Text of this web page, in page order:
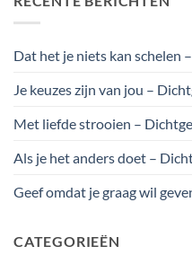
Dat het je niets kan schelen
Je keuzes zijn van jou –
Met liefde strooien –
Als je het anders doet –
Geef omdat je graag wil
CATEGORIEËN